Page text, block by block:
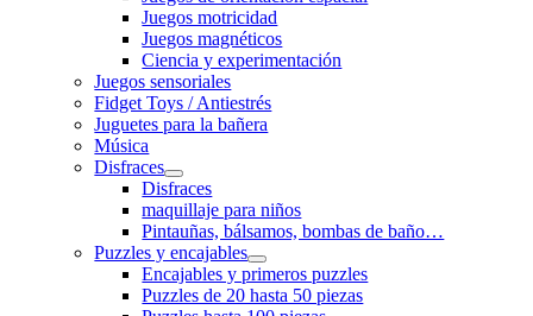
Juegos motricidad
Juegos magnéticos
Ciencia y experimentación
Juegos sensoriales
Fidget Toys / Antiestrés
Juguetes para la bañera
Música
Disfraces
Disfraces
maquillaje para niños
Pintauñas, bálsamos, bombas de baño…
Puzzles y encajables
Encajables y primeros puzzles
Puzzles de 20 hasta 50 piezas